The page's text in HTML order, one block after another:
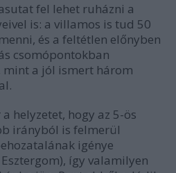
fel lehet ruházni a
is: a villamos is tud 50
és a feltétlen előnyben
csomópontokban
a jól ismert három
helyzetet, hogy az 5-ös
irányból is felmerül
igénye
így valamilyen